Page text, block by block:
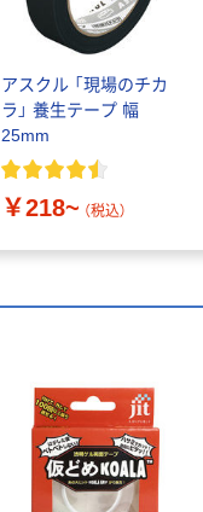
アスクル 「現場のチカ
ラ」 養生テープ 幅
25mm
￥218~ （税込）